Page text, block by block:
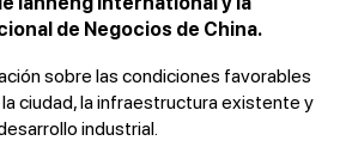
de Negocios de China.
sobre las condiciones favorables
ciudad, la infraestructura existente y
industrial.